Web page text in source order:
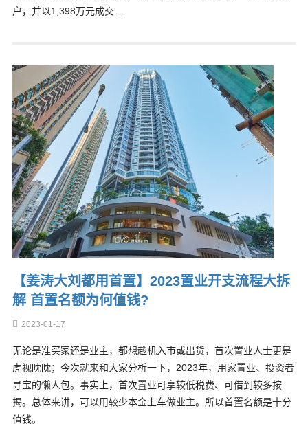
户，并以1,398万元成交…
【姜涛大刘都用首置】2023置业开支流程大拆
解 首置名额为何值钱?
2023-01-17
无论是准买家还是业主，都想趁机入市或出货，首次置业人士更是
虎视眈眈；今次就来和大家分析一下，2023年，用家置业、投资者
寻宝的懒人包。事实上，首次置业可享较低税费、可借到较多按
揭。总体来讲，可以用较少本金上车做业主。所以首置名额是十分
值钱。